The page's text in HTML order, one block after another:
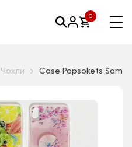
0
Чохли Case Popsokets